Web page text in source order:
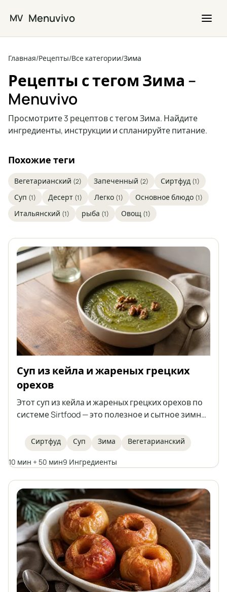
MV Menuvivo
Главная/Рецепты/Все категории/Зима
Рецепты с тегом Зима –
Menuvivo
Просмотрите 3 рецептов с тегом Зима. Найдите
ингредиенты, инструкции и спланируйте питание.
Похожие теги
Вегетарианский (2) Запеченный (2) Сиртфуд (1)
Суп (1) Десерт (1) Легко (1) Основное блюдо (1)
Итальянский (1) рыба (1) Овощ (1)
Суп из кейла и жареных грецких
орехов
Этот суп из кейла и жареных грецких орехов по
системе Sirtfood — это полезное и сытное зимнее
фасолью и украшенный хрустящими орехами,
он одновременно согревающий и очень
вкусный.
Сиртфуд Суп Зима Вегетарианский
10 мин + 50 мин9 Ингредиенты